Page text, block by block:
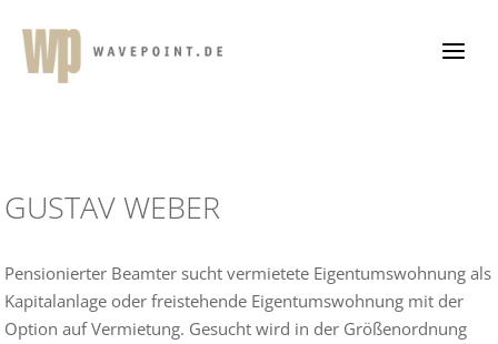
Inhalt
springen
GUSTAV WEBER
Pensionierter Beamter sucht vermietete Eigentumswohnung als
Kapitalanlage oder freistehende Eigentumswohnung mit der
Option auf Vermietung. Gesucht wird in der Größenordnung